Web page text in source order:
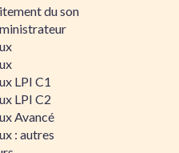
du son
LPI C1
LPI C2
Avancé
: autres